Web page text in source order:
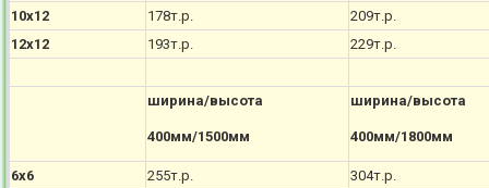
10х12
178т.р.
209т.р.
12х12
193т.р. 229т.р.
ширина/высота
400мм/1500мм
ширина/высота
400мм/1800мм
6х6 255т.р.
304т.р.